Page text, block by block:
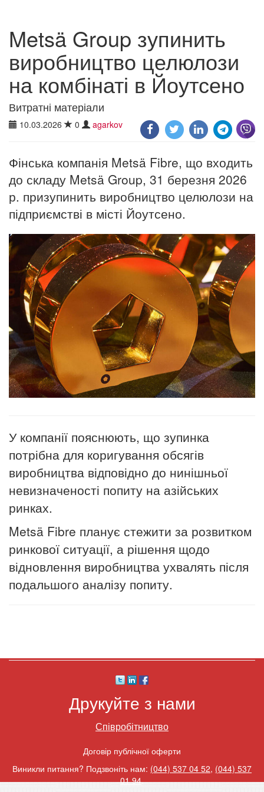
Metsä Group зупинить
виробництво целюлози
на комбінаті в Йоутсено
Витратні матеріали
10.03.2026 0 agarkov
Фінська компанія Metsä Fibre, що входить
до складу Metsä Group, 31 березня 2026
р. призупинить виробництво целюлози на
підприємстві в місті Йоутсено.
У компанії пояснюють, що зупинка
потрібна для коригування обсягів
виробництва відповідно до нинішньої
невизначеності попиту на азійських
ринках.
Metsä Fibre планує стежити за розвитком
ринкової ситуації, а рішення щодо
відновлення виробництва ухвалять після
подальшого аналізу попиту.
Друкуйте з нами
Співробітництво
Договір публічної оферти
Виникли питання? Подзвоніть нам: (044) 537 04 52, (044) 537
01 94.